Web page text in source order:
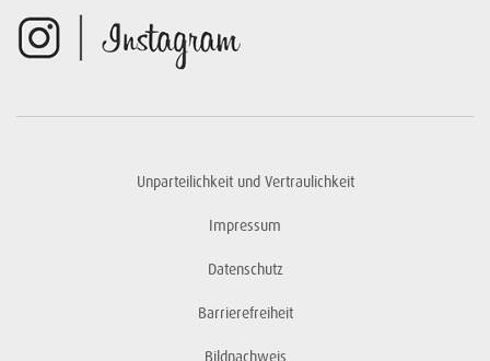
Unparteilichkeit und Vertraulichkeit
Impressum
Datenschutz
Barrierefreiheit
Bildnachweis